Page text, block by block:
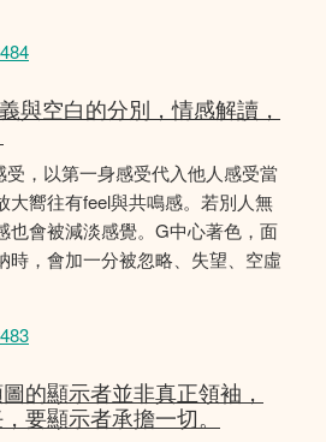
與空白的分別，情感解讀，
，以第一身感受代入他人感受當
大嚮往有feel與共鳴感。若別人無
也會被減淡感覺。G中心著色，面
時，會加一分被忽略、失望、空虛
的顯示者並非真正領袖，
要顯示者承擔一切。